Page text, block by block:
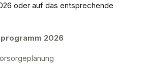
oder auf das entsprechende
2026